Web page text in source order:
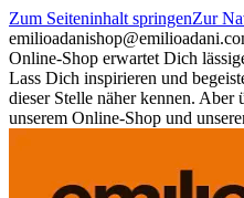
Zum Seiteninhalt springenZur
emilioadani
Online-Shop erwartet Dich
Lass Dich inspirieren und
dieser Stelle näher kennen.
unserem Online-Shop und